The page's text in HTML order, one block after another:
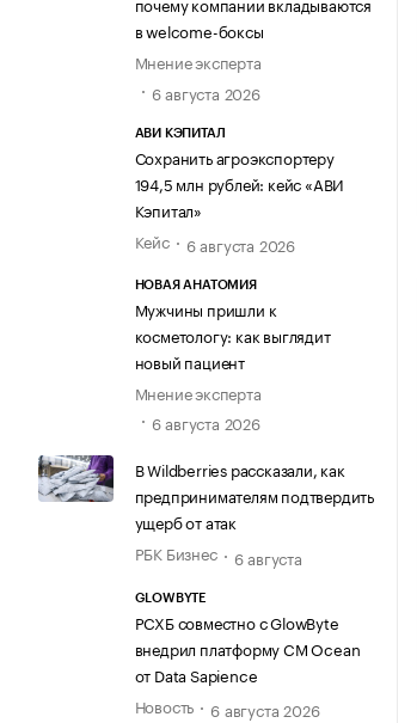
в welcome-боксы
Мнение эксперта
6 августа 2026
АВИ КЭПИТАЛ
Сохранить агроэкспортеру
194,5 млн рублей: кейс «АВИ
Кэпитал»
Кейс
6 августа 2026
НОВАЯ АНАТОМИЯ
Мужчины пришли к
косметологу: как выглядит
новый пациент
Мнение эксперта
6 августа 2026
В Wildberries рассказали, как
предпринимателям подтвердить
ущерб от атак
РБК Бизнес
6 августа
GLOWBYTE
РСХБ совместно с GlowByte
внедрил платформу CM Ocean
от Data Sapience
Новость
6 августа 2026